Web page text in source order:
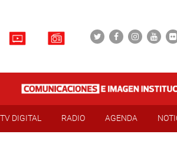
TV DIGITAL RADIO AGENDA